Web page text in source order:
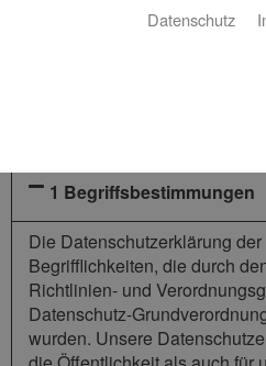
Wir bedanken uns für Ihren
Umgang mit Ihren Daten ist uns
1 Begriffsbestimmungen
Die Datenschutzerklärung
Begrifflichkeiten, die durch
Richtlinien- und
Datenschutz-
wurden. Unsere
Datenschutz